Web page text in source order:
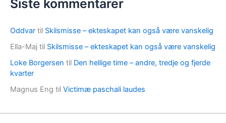
Siste kommentarer
Oddvar til Skilsmisse – ekteskapet kan også være vanskelig
Ella-Maj til Skilsmisse – ekteskapet kan også være vanskelig
Loke Borgersen til Den hellige time – andre, tredje og fjerde
kvarter
Magnus Eng til Victimæ paschali laudes